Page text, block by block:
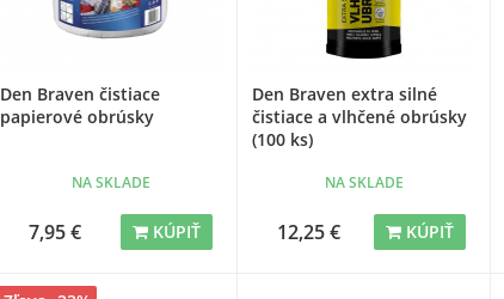
Den Braven čistiace
papierové obrúsky
NA SKLADE
7,95 € KÚPIŤ
Den Braven extra silné
čistiace a vlhčené obrúsky
(100 ks)
NA SKLADE
12,25 € KÚPIŤ